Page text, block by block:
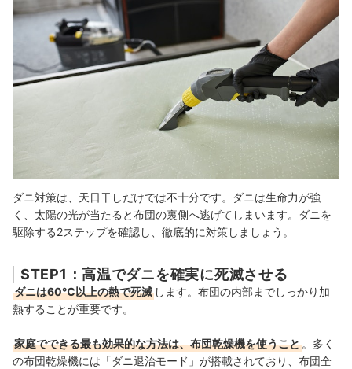
ダニ対策は、天日干しだけでは不十分です。ダニは生命力が強
く、太陽の光が当たると布団の裏側へ逃げてしまいます。ダニを
駆除する2ステップを確認し、徹底的に対策しましょう。
STEP1：高温でダニを確実に死滅させる
ダニは60℃以上の熱で死滅 します。布団の内部までしっかり加
熱することが重要です。
家庭でできる最も効果的な方法は、布団乾燥機を使うこと 。多く
の布団乾燥機には「ダニ退治モード」が搭載されており、布団全